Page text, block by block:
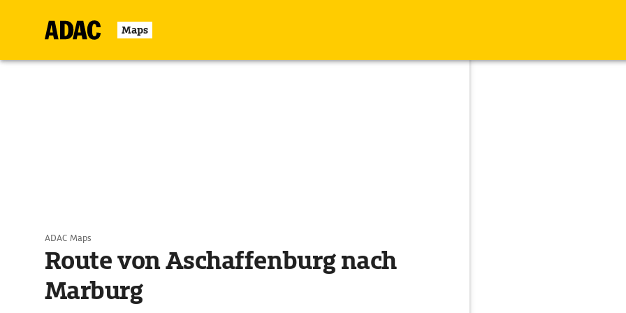
Maps
ADAC Maps
Route von Aschaffenburg nach
Marburg